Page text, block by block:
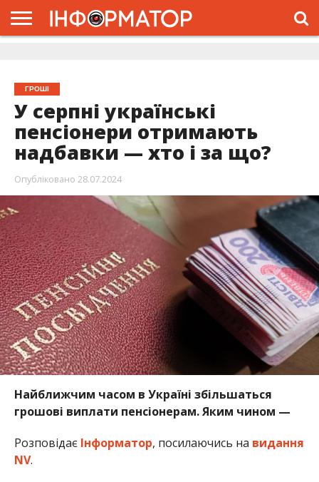
ГРОШІ
У серпні українські
пенсіонери отримають
надбавки — хто і за що?
Опубліковано 28.07.2024
Найближчим часом в Україні збільшаться
грошові виплати пенсіонерам. Яким чином —
Розповідає Інформатор, посилаючись на видання
NV.